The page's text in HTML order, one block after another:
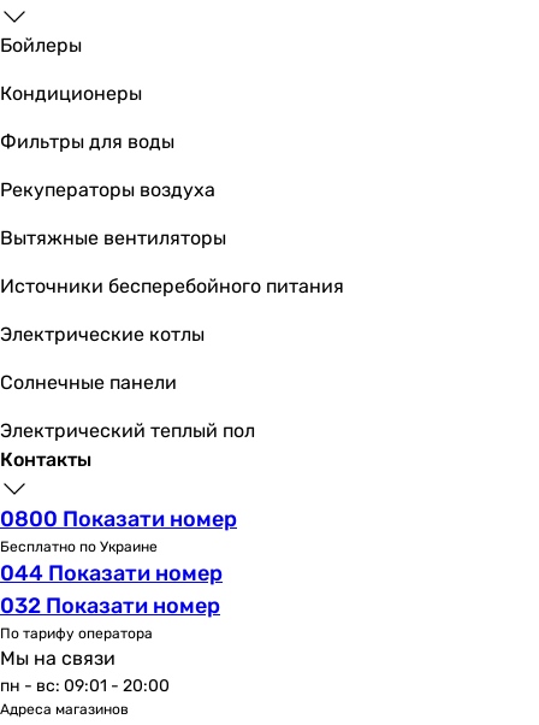
Бойлеры
Кондиционеры
Фильтры для воды
Рекуператоры воздуха
Вытяжные вентиляторы
Источники бесперебойного питания
Электрические котлы
Солнечные панели
Электрический теплый пол
Контакты
0800 Показати номер
Бесплатно по Украине
044 Показати номер
032 Показати номер
По тарифу оператора
Мы на связи
пн - вс: 09:01 - 20:00
Адреса магазинов